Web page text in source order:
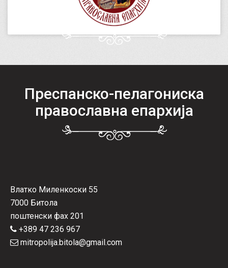
Преспанско-пелагониска
православна епархија
Влатко Миленкоски 55
7000 Битола
поштенски фах 201
+389 47 236 967
mitropolija.bitola@gmail.com